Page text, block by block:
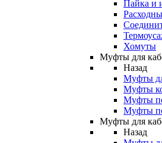
Пайка и
Хомуты
Муфты для
Назад
Муфты
Муфты
Муфты
Муфты
Муфты для
Назад